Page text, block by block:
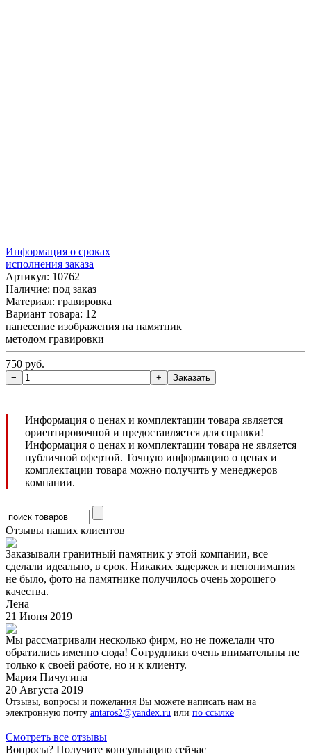
Информация о сроках
исполнения заказа
Артикул: 10762
Наличие: под заказ
Материал: гравировка
Вариант товара: 12
нанесение изображения на памятник
методом гравировки
750 руб.
Информация о ценах и комплектации товара является
ориентировочной и предоставляется для справки!
Информация о ценах и комплектации товара не является
публичной офертой. Точную информацию о ценах и
комплектации товара можно получить у менеджеров
компании.
Отзывы наших клиентов
Заказывали гранитный памятник у этой компании, все
сделали идеально, в срок. Никаких задержек и непонимания
не было, фото на памятнике получилось очень хорошего
качества.
Лена
21 Июня 2019
Мы рассматривали несколько фирм, но не пожелали что
обратились именно сюда! Сотрудники очень внимательны не
только к своей работе, но и к клиенту.
Мария Пичугина
20 Августа 2019
Отзывы, вопросы и пожелания Вы можете написать нам на
электронную почту antaros2@yandex.ru или по ссылке
Смотреть все отзывы
Вопросы? Получите консультацию сейчас